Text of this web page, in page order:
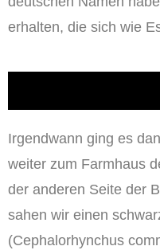
erhalten, die sich wie
Irgendwann ging es
weiter zum Farmhaus
der anderen Seite der
sahen wir einen
(Cephalorhynchus